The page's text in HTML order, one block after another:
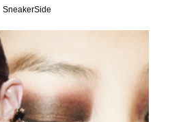
SneakerSide